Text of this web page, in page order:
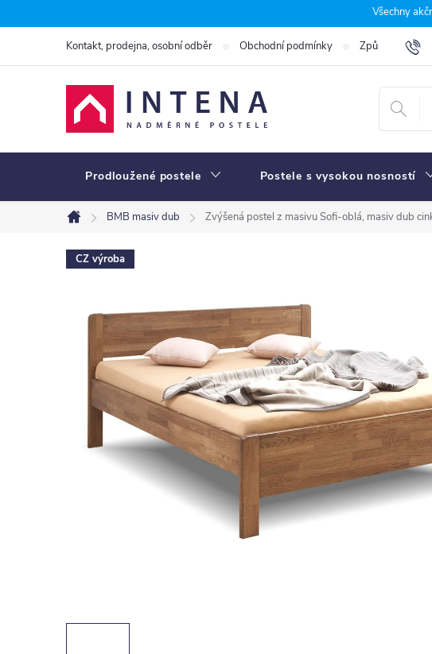
na
Všechny
Kontakt, prodejna, osobní odběr Obchodní podmínky Způsoby a
Prodloužené postele Postele s vysokou nosností
Domů
BMB masiv dub Zvýšená postel z masivu Sofi-oblá, masiv dub
CZ výroba